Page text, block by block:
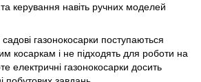
керування навіть ручних моделей
газонокосарки поступаються
косаркам і не підходять для роботи на
електричні газонокосарки досить